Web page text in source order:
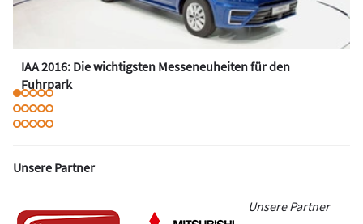
IAA 2016: Die wichtigsten Messeneuheiten für den
Fuhrpark
Unsere Partner
Unsere Partner